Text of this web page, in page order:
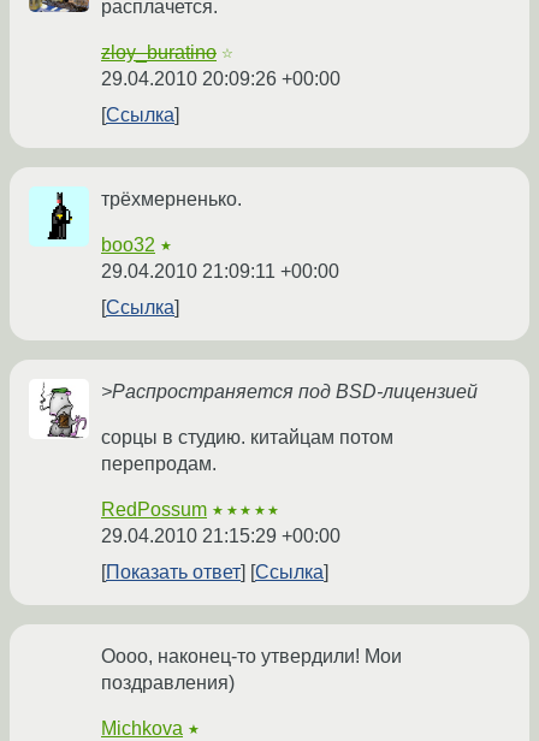
расплачется.
zloy_buratino ☆
29.04.2010 20:09:26 +00:00
Ссылка
трёхмерненько.
boo32 ★
29.04.2010 21:09:11 +00:00
Ссылка
>Распространяется под BSD-лицензией
сорцы в студию. китайцам потом
перепродам.
RedPossum ★★★★★
29.04.2010 21:15:29 +00:00
Показать ответ
Ссылка
Оооо, наконец-то утвердили! Мои
поздравления)
Michkova ★